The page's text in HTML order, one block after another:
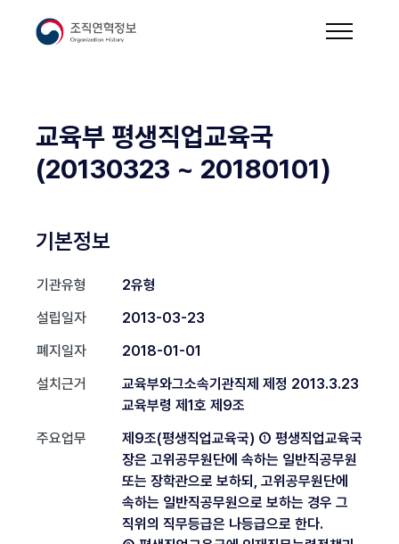
교육부 평생직업교육국
(20130323 ~ 20180101)
기본정보
기관유형
2유형
설립일자
2013-03-23
폐지일자
2018-01-01
설치근거
교육부와그소속기관직제 제정 2013.3.23
교육부령 제1호 제9조
주요업무
제9조(평생직업교육국) ① 평생직업교육국
장은 고위공무원단에 속하는 일반직공무원
또는 장학관으로 보하되, 고위공무원단에
속하는 일반직공무원으로 보하는 경우 그
직위의 직무등급은 나등급으로 한다.